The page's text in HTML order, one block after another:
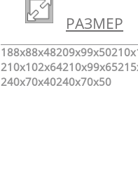
РАЗМЕР
188x88x48209x99x50
210x102x64210x99x65
240x70x40240x70x50